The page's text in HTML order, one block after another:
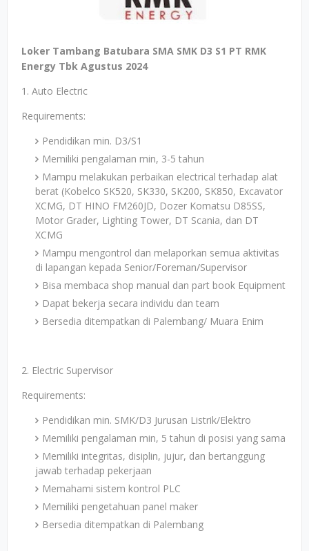
Loker Tambang Batubara SMA SMK D3 S1 PT RMK
Energy Tbk Agustus 2024
1. Auto Electric
Requirements:
Pendidikan min. D3/S1
Memiliki pengalaman min, 3-5 tahun
Mampu melakukan perbaikan electrical terhadap alat
berat (Kobelco SK520, SK330, SK200, SK850, Excavator
XCMG, DT HINO FM260JD, Dozer Komatsu D85SS,
Motor Grader, Lighting Tower, DT Scania, dan DT
XCMG
Mampu mengontrol dan melaporkan semua aktivitas
di lapangan kepada Senior/Foreman/Supervisor
Bisa membaca shop manual dan part book Equipment
Dapat bekerja secara individu dan team
Bersedia ditempatkan di Palembang/ Muara Enim
2. Electric Supervisor
Requirements:
Pendidikan min. SMK/D3 Jurusan Listrik/Elektro
Memiliki pengalaman min, 5 tahun di posisi yang sama
Memiliki integritas, disiplin, jujur, dan bertanggung
jawab terhadap pekerjaan
Memahami sistem kontrol PLC
Memiliki pengetahuan panel maker
Bersedia ditempatkan di Palembang